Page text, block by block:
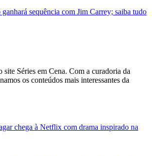
sequência com Jim Carrey; saiba tudo
site Séries em Cena. Com a curadoria da
os conteúdos mais interessantes da